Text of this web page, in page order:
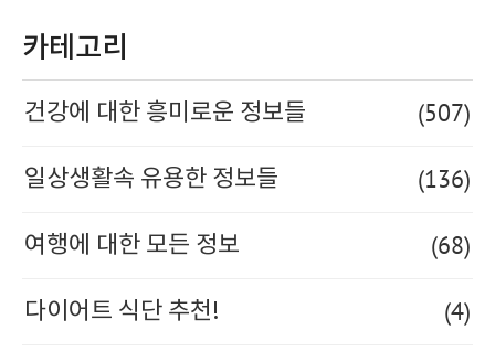
카테고리
건강에 대한 흥미로운 정보들 (507)
일상생활속 유용한 정보들 (136)
여행에 대한 모든 정보 (68)
다이어트 식단 추천! (4)